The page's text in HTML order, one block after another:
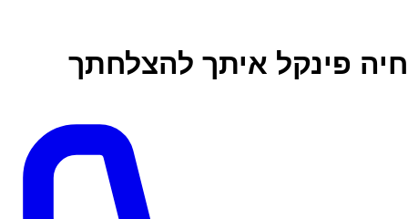
חיה פינקל איתך להצלחתך